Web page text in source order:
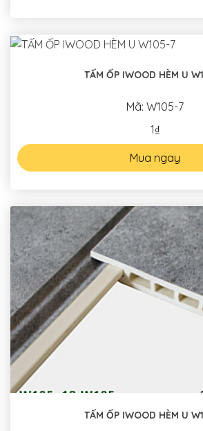
TẤM ỐP IWOOD HÈM U
Mã: W105-7
1₫
Mua ngay
TẤM ỐP IWOOD HÈM U